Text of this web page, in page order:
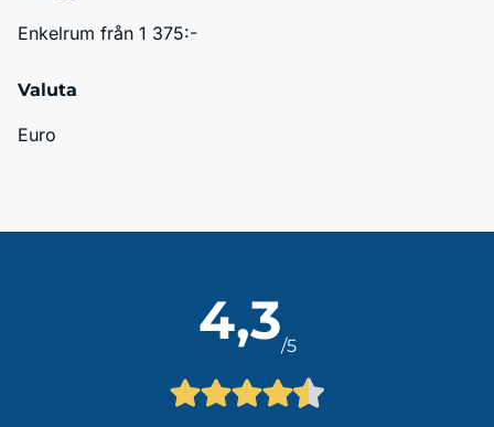
Enkelrum från 1 375:-
Valuta
Euro
4,3/5